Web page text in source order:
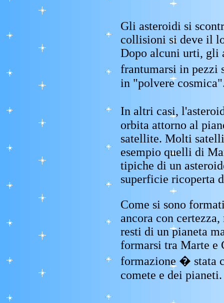
Gli asteroidi si
collisioni si deve il
Dopo alcuni urti, gli
frantumarsi in
in "polvere
In altri casi,
orbita attorno al
satellite. Molti
esempio quelli di
tipiche di un
superficie ricoperta
Come si sono
ancora con
resti di un pianeta
formarsi tra Marte e
formazione � stata
comete e dei pianeti.